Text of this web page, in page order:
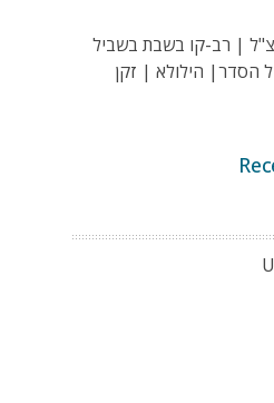
| רב-קו בשבת בשביל
הסדר| הילולא | זקן